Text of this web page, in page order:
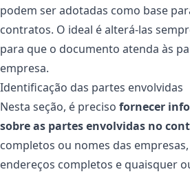
podem ser adotadas como base
contratos. O ideal é alterá-las
para que o documento atenda às
empresa.
Identificação das partes envolvidas
Nesta seção, é preciso fornecer
sobre as partes envolvidas no
completos ou nomes das empresas,
endereços completos e quaisquer